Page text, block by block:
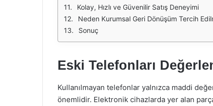
Kolay, Hızlı ve Güvenilir Satış Deneyimi
Neden Kurumsal Geri Dönüşüm Tercih
Sonuç
Eski Telefonları
Kullanılmayan telefonlar yalnızca maddi
önemlidir. Elektronik cihazlarda yer alan